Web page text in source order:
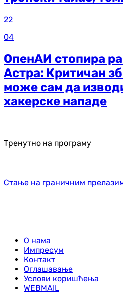
22
04
ОпенАИ стопира
Астра: Критичан
може сам да
хакерске нападе
Тренутно на програму
Стање на граничним
О нама
Импресум
Контакт
Оглашавање
Услови коришћења
WEBMAIL